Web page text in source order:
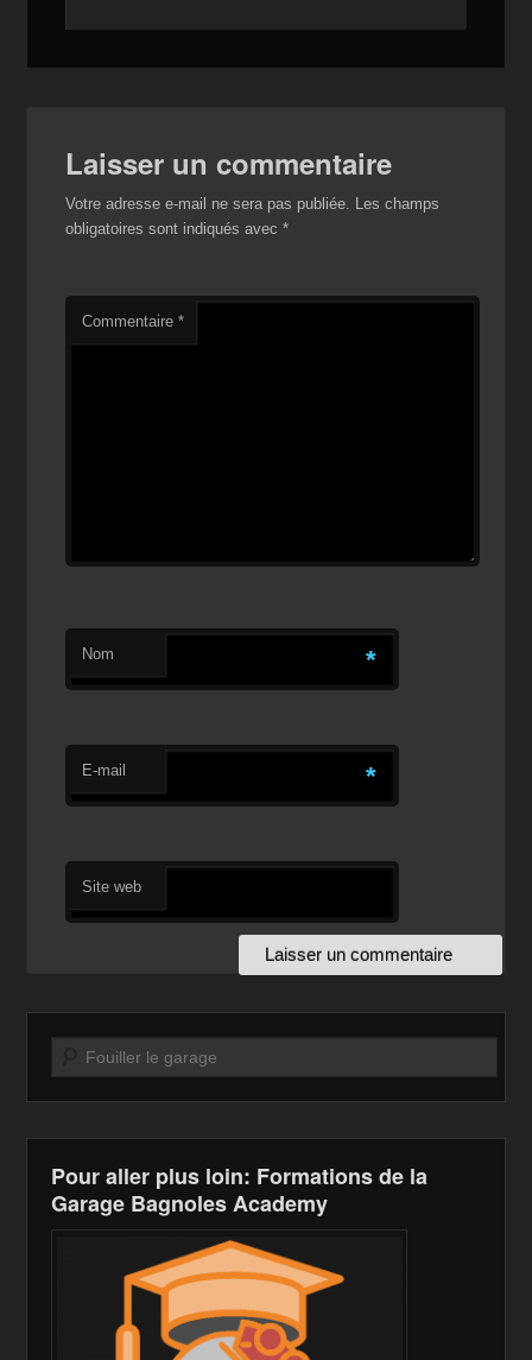
Laisser un commentaire
Votre adresse e-mail ne sera pas publiée. Les champs
obligatoires sont indiqués avec*
Commentaire*
Nom *
E-mail *
Site web
Recherche
Pour aller plus loin: Formations de la
Garage Bagnoles Academy